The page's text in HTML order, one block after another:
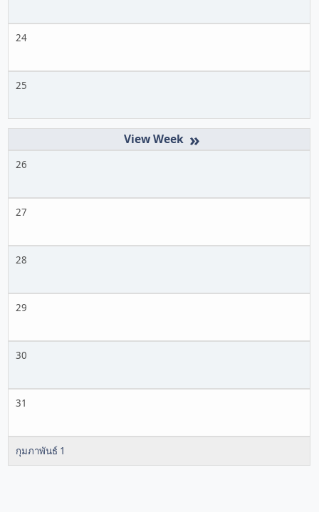
24
25
»
26
27
28
29
30
31
กุมภาพันธ์ 1